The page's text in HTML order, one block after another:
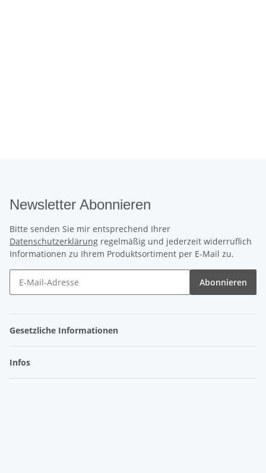
Newsletter Abonnieren
Bitte senden Sie mir entsprechend Ihrer
Datenschutzerklärung regelmäßig und jederzeit widerruflich
Informationen zu Ihrem Produktsortiment per E-Mail zu.
Abonnieren
Gesetzliche Informationen
Infos